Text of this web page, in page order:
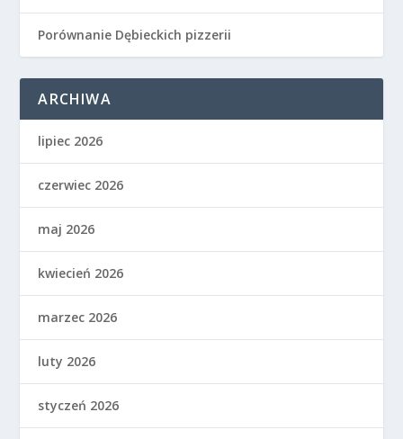
Porównanie Dębieckich pizzerii
ARCHIWA
lipiec 2026
czerwiec 2026
maj 2026
kwiecień 2026
marzec 2026
luty 2026
styczeń 2026